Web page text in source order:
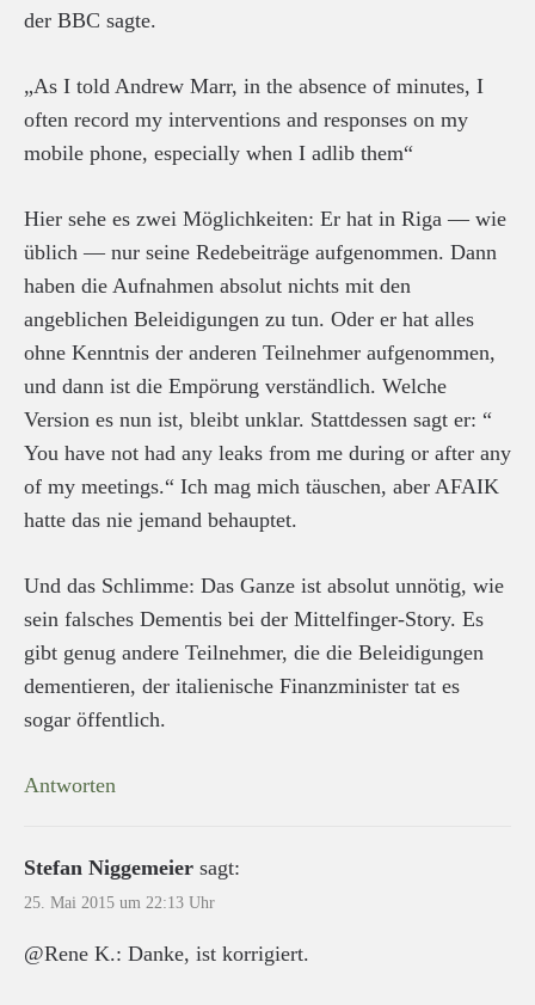
der BBC sagte.
„As I told Andrew Marr, in the absence of minutes, I
often record my interventions and responses on my
mobile phone, especially when I adlib them“
Hier sehe es zwei Möglichkeiten: Er hat in Riga — wie
üblich — nur seine Redebeiträge aufgenommen. Dann
haben die Aufnahmen absolut nichts mit den
angeblichen Beleidigungen zu tun. Oder er hat alles
ohne Kenntnis der anderen Teilnehmer aufgenommen,
und dann ist die Empörung verständlich. Welche
Version es nun ist, bleibt unklar. Stattdessen sagt er: “
You have not had any leaks from me during or after any
of my meetings.“ Ich mag mich täuschen, aber AFAIK
hatte das nie jemand behauptet.
Und das Schlimme: Das Ganze ist absolut unnötig, wie
sein falsches Dementis bei der Mittelfinger-Story. Es
gibt genug andere Teilnehmer, die die Beleidigungen
dementieren, der italienische Finanzminister tat es
sogar öffentlich.
Antworten
Stefan Niggemeier sagt:
25. Mai 2015 um 22:13 Uhr
@Rene K.: Danke, ist korrigiert.